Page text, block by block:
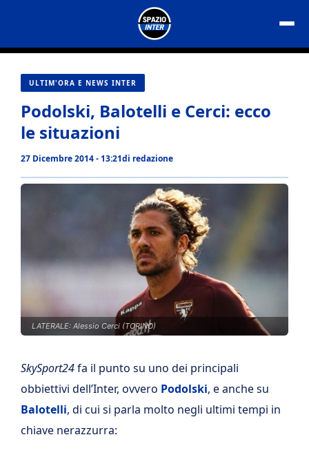
contenuto
ULTIM'ORA E NEWS INTER
Podolski, Balotelli e Cerci: ecco
le situazioni
27 Dicembre 2014 - 13:21di redazione
LATERALE: Alessio Cerci (TORINO)
SkySport24fa il punto su uno dei principali
obbiettivi dell’Inter, ovvero Podolski, e anche su
Balotelli, di cui si parla molto negli ultimi tempi in
chiave nerazzurra: